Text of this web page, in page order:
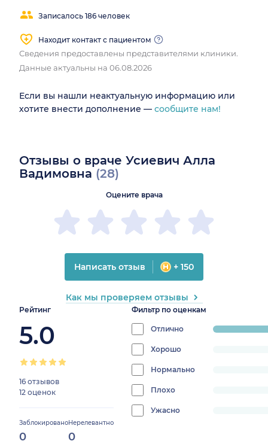
Записалось 186 человек
Находит контакт с пациентом
Сведения предоставлены представителями клиники.
Данные актуальны на 06.08.2026
Если вы нашли неактуальную информацию или
хотите внести дополнение — сообщите нам!
Отзывы о враче Усиевич Алла
Вадимовна (28)
Рейтинг
5.0
16 отзывов
12 оценок
Заблокировано
0
Нерелевантно
0
Фильтр по оценкам
Отлично
progress:
Хорошо
0%
Нормально
0%
Плохо
progress:
Ужасно
0%
Оцените врача
Написать отзыв + 150
Как мы проверяем отзывы